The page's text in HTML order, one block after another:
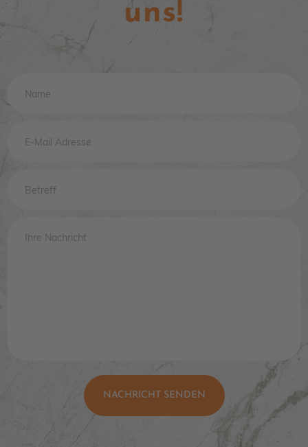
uns!
NACHRICHT SENDEN